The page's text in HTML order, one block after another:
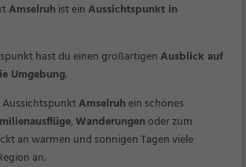
Amselruh ist einAussichtspunkt in
hast du einen großartigenAusblick auf
Umgebung.
Amselruhein schönes
,Wanderungenoder zum
an warmen und sonnigen Tagen viele
an.